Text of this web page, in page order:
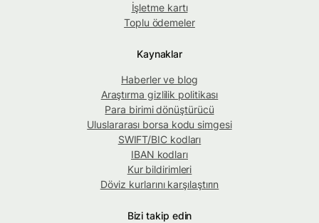
İşletme kartı
Toplu ödemeler
Kaynaklar
Haberler ve blog
Araştırma gizlilik politikası
Para birimi dönüştürücü
Uluslararası borsa kodu simgesi
SWIFT/BIC kodları
IBAN kodları
Kur bildirimleri
Döviz kurlarını karşılaştırın
Bizi takip edin